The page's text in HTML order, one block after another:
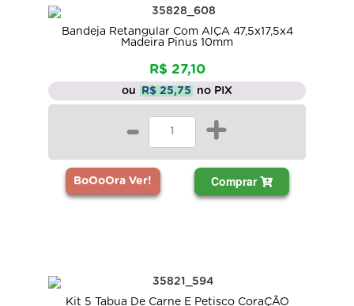
Bandeja Retangular Com AlÇA 47,5x17,5x4
Madeira Pinus 10mm
R$ 27,10
ou R$ 25,75 no PIX
- +
BoOoOra Ver! Comprar
Kit 5 Tabua De Carne E Petisco CoraÇÃO